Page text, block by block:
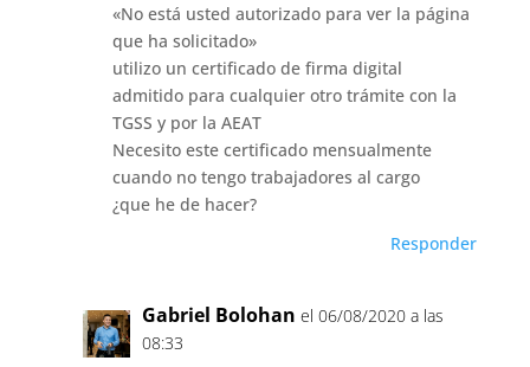
«No está usted autorizado para ver la página
que ha solicitado»
utilizo un certificado de firma digital
admitido para cualquier otro trámite con la
TGSS y por la AEAT
Necesito este certificado mensualmente
cuando no tengo trabajadores al cargo
¿que he de hacer?
Responder
Gabriel Bolohan el 06/08/2020 a las
08:33